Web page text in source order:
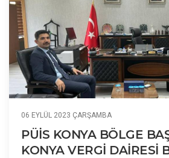
06 EYLÜL 2023 ÇARŞAMBA
PÜİS KONYA BÖLGE
KONYA VERGİ DAİRESİ